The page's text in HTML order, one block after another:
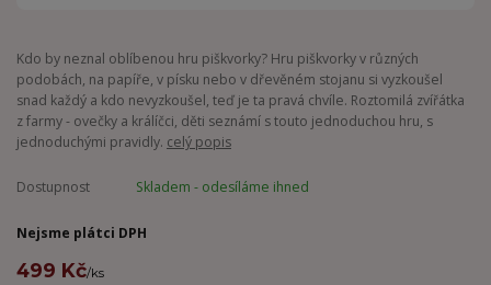
Kdo by neznal oblíbenou hru piškvorky? Hru piškvorky v různých
podobách, na papíře, v písku nebo v dřevěném stojanu si vyzkoušel
snad každý a kdo nevyzkoušel, teď je ta pravá chvíle. Roztomilá zvířátka
z farmy - ovečky a králíčci, děti seznámí s touto jednoduchou hru, s
jednoduchými pravidly. celý popis
Dostupnost Skladem - odesíláme ihned
Nejsme plátci DPH
499 Kč/ks